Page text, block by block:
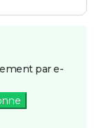
par e-